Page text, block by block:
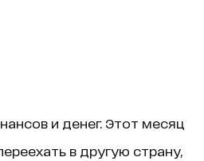
и денег. Этот месяц
в другую страну,